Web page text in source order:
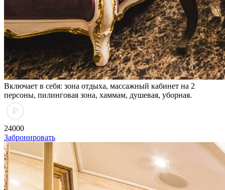
Включает в себя: зона отдыха, массажный кабинет на 2
персоны, пилинговая зона, хаммам, душевая, уборная.
24000
Забронировать